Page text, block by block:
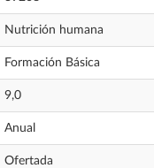
Nutrición humana
Formación Básica
9,0
Anual
Ofertada